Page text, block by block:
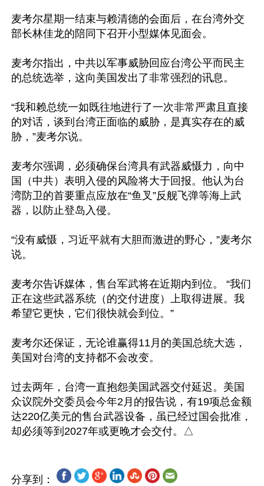
麦考尔星期一结束与赖清德的会面后，在台湾外交
部长林佳龙的陪同下召开小型媒体见面会。
麦考尔指出，中共以军事威胁回应台湾公平而民主
的总统选举，这向美国发出了非常强烈的讯息。
“我和赖总统一如既往地进行了一次非常严肃且直接
的对话，谈到台湾正面临的威胁，是真实存在的威
胁，”麦考尔说。
麦考尔强调，必须确保台湾具有武器威慑力，向中
国（中共）表明入侵的风险将大于回报。他认为台
湾防卫的首要重点应放在“鱼叉”反舰飞弹等海上武
器，以防止登岛入侵。
“没有威慑，习近平就有大胆而激进的野心，”麦考尔
说。
麦考尔告诉媒体，售台军武将在近期内到位。 “我们
正在这些武器系统（的交付进度）上取得进展。我
希望它更快，它们很快就会到位。”
麦考尔还保证，无论谁赢得11月的美国总统大选，
美国对台湾的支持都不会改变。
过去两年，台湾一直抱怨美国武器交付延迟。美国
众议院外交委员会今年2月的报告说，有19项总金额
达220亿美元的售台武器设备，虽已经过国会批准，
分享到：